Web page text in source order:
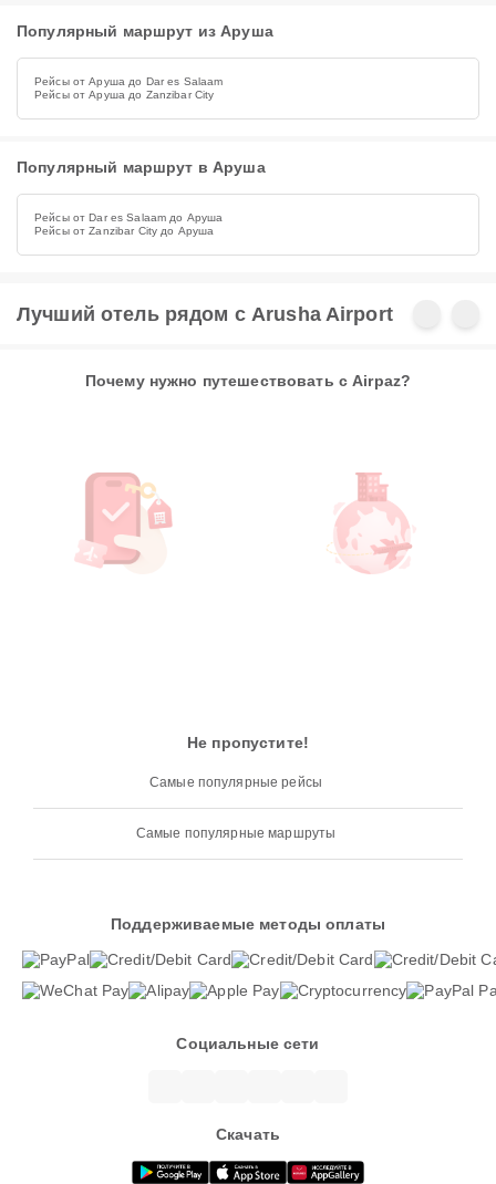
Популярный маршрут из Аруша
Рейсы от Аруша до Dar es Salaam
Рейсы от Аруша до Zanzibar City
Популярный маршрут в Аруша
Рейсы от Dar es Salaam до Аруша
Рейсы от Zanzibar City до Аруша
Лучший отель рядом с Arusha Airport
Почему нужно путешествовать с Airpaz?
Не пропустите!
Самые популярные рейсы
Самые популярные маршруты
Поддерживаемые методы оплаты
Социальные сети
Скачать